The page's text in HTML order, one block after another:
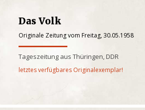
Das Volk
Originale Zeitung vom Freitag, 30.05.1958
Tageszeitung aus Thüringen, DDR
letztes verfügbares Originalexemplar!